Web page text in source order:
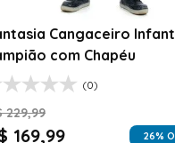
Preto com Girassol
129,99
78,90
1 R$ 78, 90